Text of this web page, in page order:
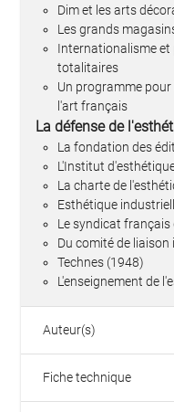
Dim et les arts
Les grands
Internationalisme et
totalitaires
Un programme pour
l'art français
La défense de
La fondation des
L'Institut
La charte de
Esthétique
Le syndicat
Du comité de
Technes (1948)
L'enseignement de
Auteur(s)
Fiche technique